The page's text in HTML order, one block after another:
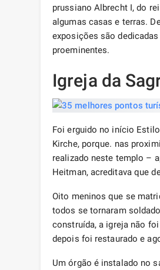
prussiano Albrecht I, do
algumas casas e terras.
exposições são
proeminentes.
Igreja da
Foi erguido no início
Kirche, porque. nas
realizado neste templo –
Heitman, acreditava que
Oito meninos que se
todos se tornaram
construída, a igreja não
depois foi restaurado e
Um órgão é instalado no